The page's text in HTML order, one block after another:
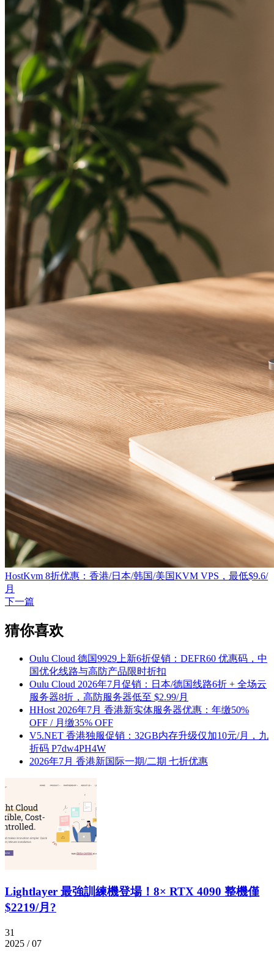
HostKvm 8折优惠：香港/日本/韩国/美国KVM VPS，最低$9.6/
月
下一篇
猜你喜欢
Oulu Cloud 德国9929上新6折促销：DEFR60 优惠码，中
国优化线路与高防产品限时折扣
Oulu Cloud 2026年7月促销：日本/德国线路6折 + 全场云
服务器8折，高防服务器低至 $2.99/月
HHost 2026年7月 香港新实体服务器优惠：年缴50%
OFF / 月缴35% OFF
V5.NET 香港独服促销：32GB内存升级仅加10元/月，九
折码 P7dw4PH4W
2026年7月 香港新国际一期/二期 七折优惠
Lightlayer 最強訓練機登場！8× RTX 4090 整機僅
$2219/月?
31
2025 / 07